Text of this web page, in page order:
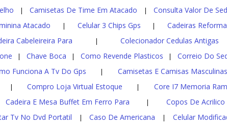
| Camisetas De Time Em Atacado | Consulta Valor De
Atacado | Celular 3 Chips Gps | Cadeiras
Cabeleireira Para | Colecionador Cedulas Antigas
| Chave Boca | Como Revende Plasticos | Correio Do
Funciona A Tv Do Gps | Camisetas E Camisas Masculinas
| Compro Loja Virtual Estoque | Core I7 Memoria Ram
Cadeira E Mesa Buffet Em Ferro Para | Copos De Acrilico
Tv No Dvd Portatil | Caso De Americana | Celular